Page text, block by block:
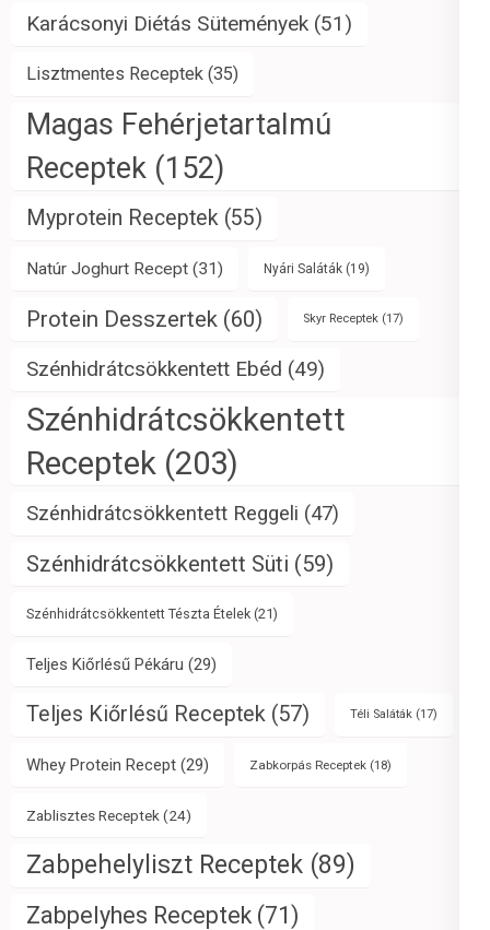
Karácsonyi Diétás Sütemények (51)
Lisztmentes Receptek (35)
Magas Fehérjetartalmú
Receptek (152)
Myprotein Receptek (55)
Natúr Joghurt Recept (31) Nyári Saláták (19)
Protein Desszertek (60) Skyr Receptek (17)
Szénhidrátcsökkentett Ebéd (49)
Szénhidrátcsökkentett
Receptek (203)
Szénhidrátcsökkentett Reggeli (47)
Szénhidrátcsökkentett Süti (59)
Szénhidrátcsökkentett Tészta Ételek (21)
Teljes Kiőrlésű Pékáru (29)
Teljes Kiőrlésű Receptek (57) Téli Saláták (17)
Whey Protein Recept (29) Zabkorpás Receptek (18)
Zablisztes Receptek (24)
Zabpehelyliszt Receptek (89)
Zabpelyhes Receptek (71)